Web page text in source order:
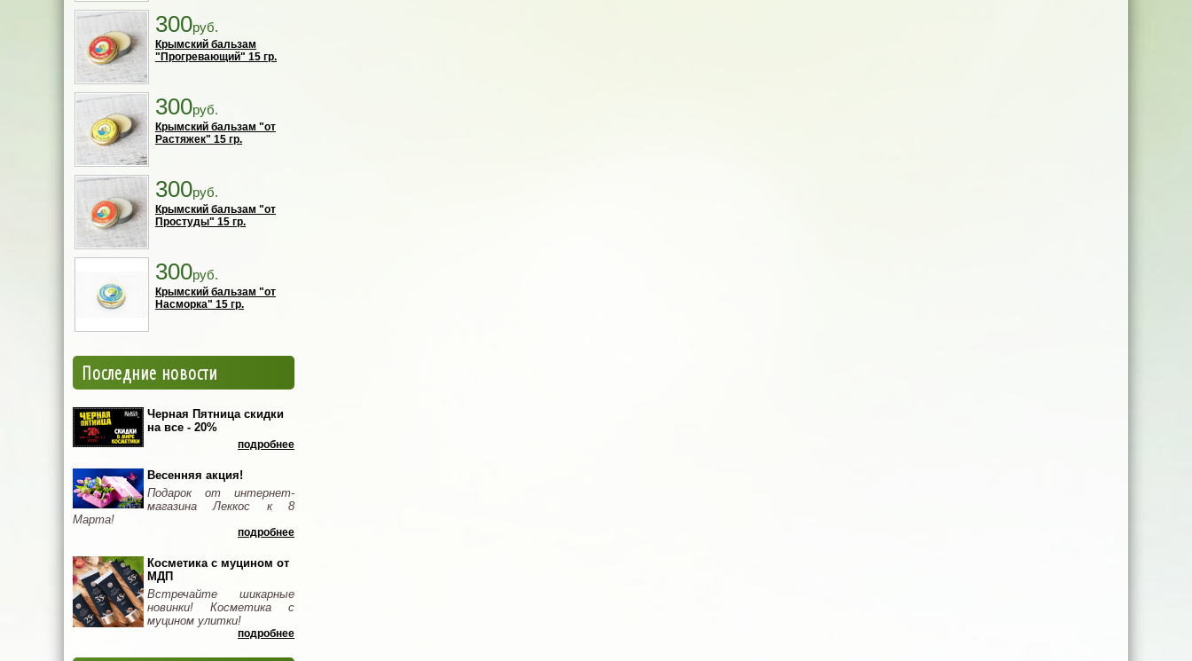
300руб.
Крымский бальзам
"Прогревающий" 15 гр.
300руб.
Крымский бальзам "от
Растяжек" 15 гр.
300руб.
Крымский бальзам "от
Простуды" 15 гр.
300руб.
Крымский бальзам "от
Насморка" 15 гр.
Последние новости
Черная Пятница скидки
на все - 20%
подробнее
Весенняя акция!
Подарок от интернет-
магазина Леккос к 8
Марта!
подробнее
Косметика с муцином от
МДП
Встречайте шикарные
новинки! Косметика с
муцином улитки!
подробнее